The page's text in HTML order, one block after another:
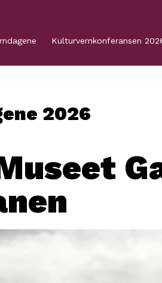
Kulturvernkonferansen
2026